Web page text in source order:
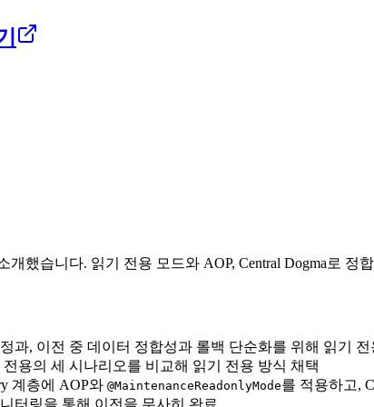
했습니다. 읽기 전용 모드와 AOP, Central Dogma로 정
과, 이전 중 데이터 정합성과 롤백 단순화를 위해 읽기
용의 세 시나리오를 비교해 읽기 전용 방식 채택
계층에 AOP와 @MaintenanceReadonlyMode를 적용하고,